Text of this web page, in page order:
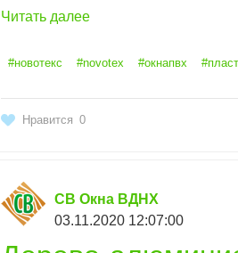
Читать далее
#новотекс #novotex #окнапвх
Нравится 0
СВ Окна ВДНХ
03.11.2020 12:07:00